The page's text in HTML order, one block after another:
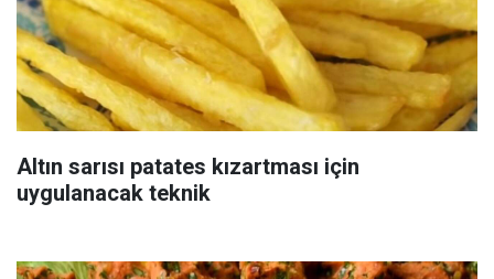
Altın sarısı patates kızartması için
uygulanacak teknik